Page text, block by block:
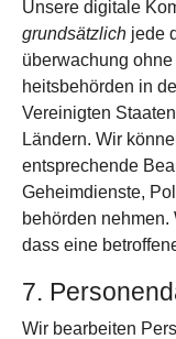
Unsere digitale
grundsätzlich jede
überwachung
heitsbehörden in
Vereinigten
Ländern. Wir
entsprechende
Geheim­dienste,
behörden
dass eine
7.
Wir bearbeiten